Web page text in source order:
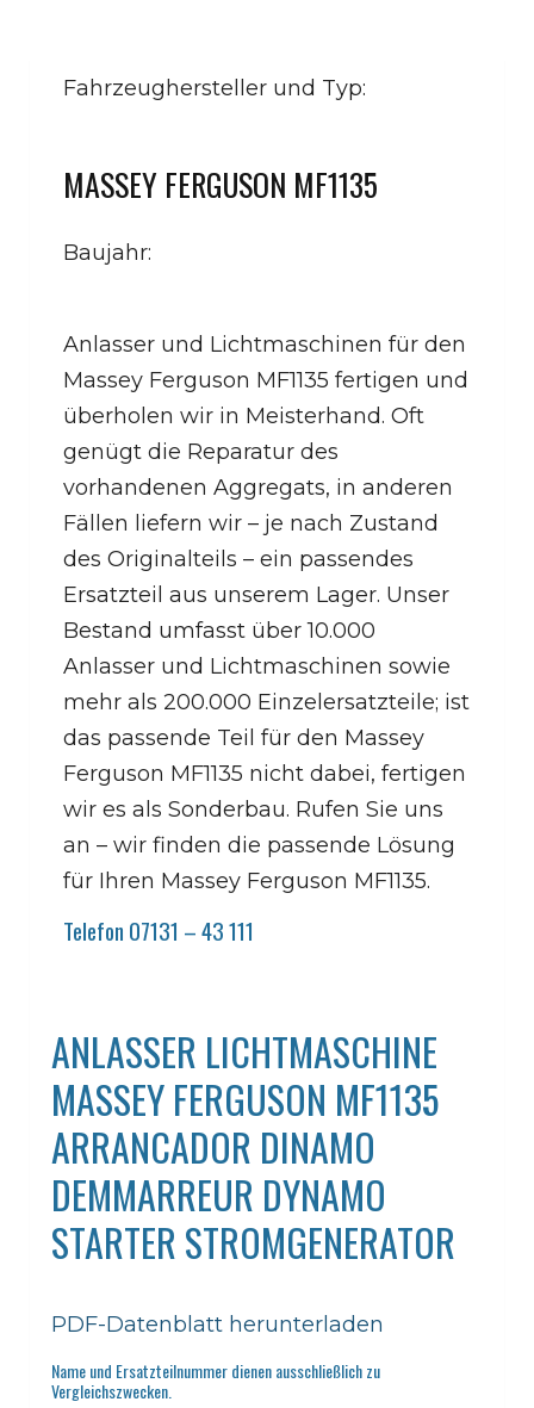
Fahrzeughersteller und Typ:
MASSEY FERGUSON MF1135
Baujahr:
Anlasser und Lichtmaschinen für den
Massey Ferguson MF1135 fertigen und
überholen wir in Meisterhand. Oft
genügt die Reparatur des
vorhandenen Aggregats, in anderen
Fällen liefern wir – je nach Zustand
des Originalteils – ein passendes
Ersatzteil aus unserem Lager. Unser
Bestand umfasst über 10.000
Anlasser und Lichtmaschinen sowie
mehr als 200.000 Einzelersatzteile; ist
das passende Teil für den Massey
Ferguson MF1135 nicht dabei, fertigen
wir es als Sonderbau. Rufen Sie uns
an – wir finden die passende Lösung
für Ihren Massey Ferguson MF1135.
Telefon 07131 – 43 111
ANLASSER LICHTMASCHINE
MASSEY FERGUSON MF1135
ARRANCADOR DINAMO
DEMMARREUR DYNAMO
STARTER STROMGENERATOR
PDF-Datenblatt herunterladen
Name und Ersatzteilnummer dienen ausschließlich zu
Vergleichszwecken.